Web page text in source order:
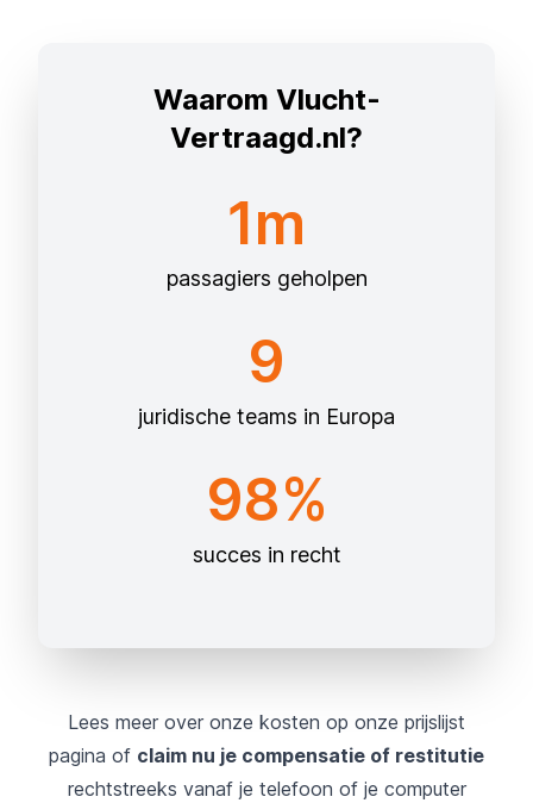
Waarom Vlucht-
Vertraagd.nl?
1m
passagiers geholpen
9
juridische teams in Europa
98%
succes in recht
Lees meer over onze kosten op onze prijslijst
pagina of claim nu je compensatie of restitutie
rechtstreeks vanaf je telefoon of je computer